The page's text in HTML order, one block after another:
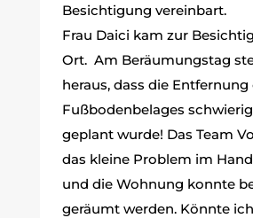
Besichtigung vereinbart.
Frau Daici kam zur
Ort. Am Beräumungstag
heraus, dass die Entfernung
Fußbodenbelages
geplant wurde! Das Team
das kleine Problem im
und die Wohnung konnte
geräumt werden. Könnte